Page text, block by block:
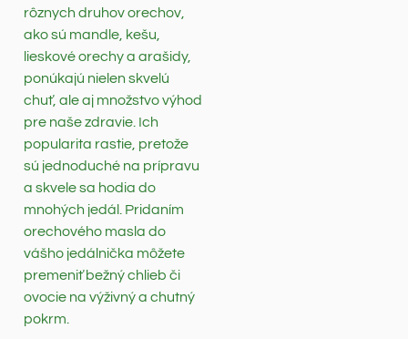
rôznych druhov orechov,
ako sú mandle, kešu,
lieskové orechy a arašidy,
ponúkajú nielen skvelú
chuť, ale aj množstvo výhod
pre naše zdravie. Ich
popularita rastie, pretože
sú jednoduché na prípravu
a skvele sa hodia do
mnohých jedál. Pridaním
orechového masla do
vášho jedálnička môžete
premeniť bežný chlieb či
ovocie na výživný a chutný
pokrm.